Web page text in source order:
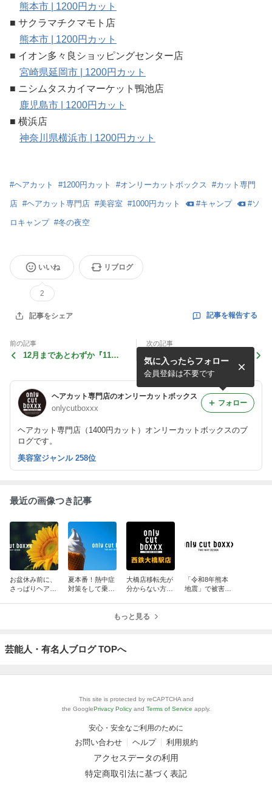
熊本市 | 1200円カット
■ サクラマチクマモト店
熊本市 | 1200円カット
■ イオン多々良ショッピングセンター店
宮崎県延岡市 | 1200円カット
■ ニシムタスカイマーケット鴨池店
鹿児島市 | 1200円カット
■ 横浜店
神奈川県横浜市 | 1200円カット
#ヘアカット #1200円カット #オンリーカットボックス #カット専門
店 #ヘアカット専門店 #美容室 #1000円カット #キャンプ #ソ
ロキャンプ #冬の夜空
いいね
2
リブログ
記事をシェア 記事を報告する
前の記事
12月まであとわずか『11月2
次の記事
日本ハムの新庄剛志新監に期
待。
ヘアカット専門店のオンリーカットボックス
onlycutboxxx
ヘアカット専門店（1400円カット）オンリーカットボックスのブ
ログです。
気に入ったらフォロー
会員登録は不要です
フォロー
美容室ジャンル 258位
最近の画像つき記事
お盆休み前に、
さっぱりヘアカ
夏本番！熱中症
対策をして乗り
大橋店移転先が
分からない方
す！
「令和8年熊本
地震」で被害に
もっと見る
芸能人・有名人ブログ TOPへ
This site is protected by reCAPTCHA and
the GooglePrivacy Policy and Terms of Service apply.
安心・安全なご利用のために
お問い合わせ ヘルプ 利用規約
アクセスデータの利用
特定商取引法に基づく表記